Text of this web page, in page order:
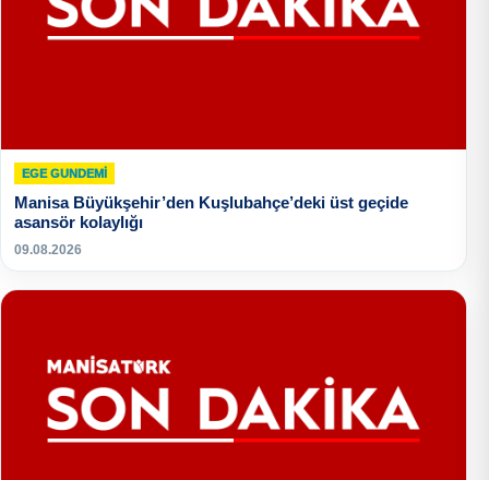
EGE GUNDEMİ
Manisa Büyükşehir’den Kuşlubahçe’deki üst geçide
asansör kolaylığı
09.08.2026